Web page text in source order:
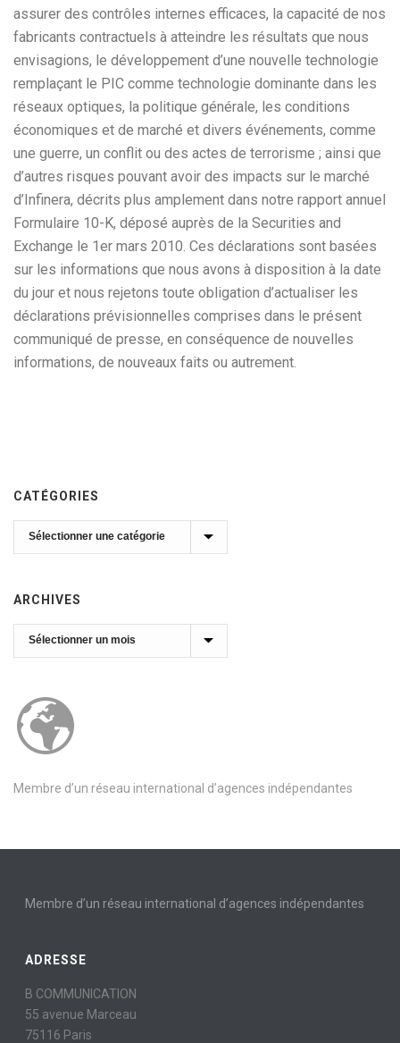
assurer des contrôles internes efficaces, la capacité de nos
fabricants contractuels à atteindre les résultats que nous
envisagions, le développement d’une nouvelle technologie
remplaçant le PIC comme technologie dominante dans les
réseaux optiques, la politique générale, les conditions
économiques et de marché et divers événements, comme
une guerre, un conflit ou des actes de terrorisme ; ainsi que
d’autres risques pouvant avoir des impacts sur le marché
d’Infinera, décrits plus amplement dans notre rapport annuel
Formulaire 10-K, déposé auprès de la Securities and
Exchange le 1er mars 2010. Ces déclarations sont basées
sur les informations que nous avons à disposition à la date
du jour et nous rejetons toute obligation d’actualiser les
déclarations prévisionnelles comprises dans le présent
communiqué de presse, en conséquence de nouvelles
informations, de nouveaux faits ou autrement.
CATÉGORIES
Catégories
ARCHIVES
Archives
Membre d’un réseau international d’agences indépendantes
Membre d’un réseau international d’agences indépendantes
ADRESSE
B COMMUNICATION
55 avenue Marceau
75116 Paris